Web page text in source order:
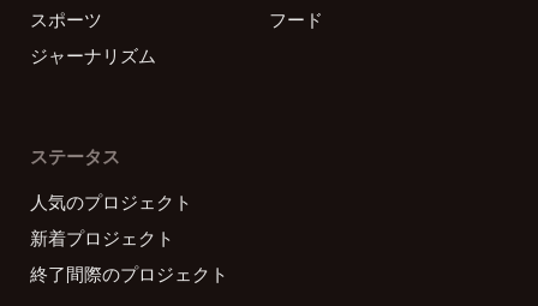
スポーツ
フード
ジャーナリズム
ステータス
人気のプロジェクト
新着プロジェクト
終了間際のプロジェクト